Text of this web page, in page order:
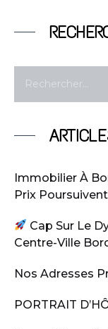
Immobilier À
Prix
Cap Sur Le
Centre-Ville
Nos Adresses
PORTRAIT